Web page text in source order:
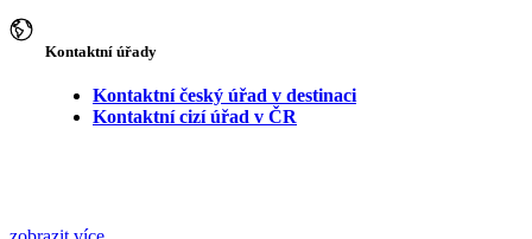
Kontaktní úřady
Kontaktní český úřad v destinaci
Kontaktní cizí úřad v ČR